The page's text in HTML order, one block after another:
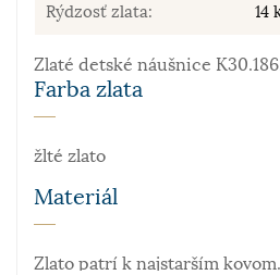
Rýdzosť zlata: 14
Zlaté detské náušnice
Farba zlata
žlté zlato
Materiál
Zlato patrí k najstarším